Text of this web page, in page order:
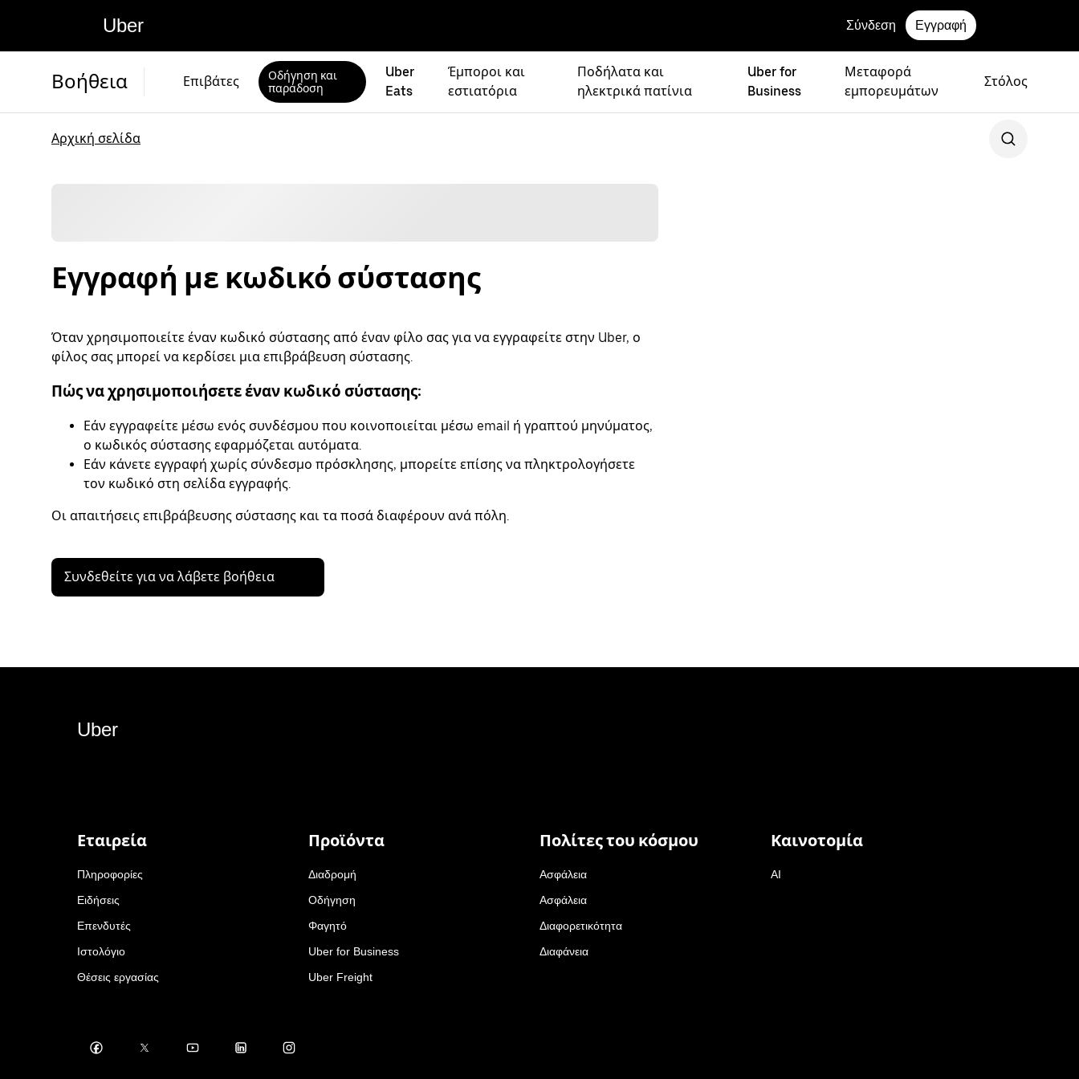
Uber Σύνδεση Εγγραφή
Βοήθεια Επιβάτες
Οδήγηση και
παράδοση
Uber
Eats
Έμποροι και
εστιατόρια
Ποδήλατα και
ηλεκτρικά πατίνια
Uber for
Business
Μεταφορά
εμπορευμάτων
Στόλος
Αρχική σελίδα
Εγγραφή με κωδικό σύστασης
Όταν χρησιμοποιείτε έναν κωδικό σύστασης από έναν φίλο σας για να εγγραφείτε στην Uber, ο
φίλος σας μπορεί να κερδίσει μια επιβράβευση σύστασης.
Πώς να χρησιμοποιήσετε έναν κωδικό σύστασης:
Εάν εγγραφείτε μέσω ενός συνδέσμου που κοινοποιείται μέσω email ή γραπτού μηνύματος,
ο κωδικός σύστασης εφαρμόζεται αυτόματα.
Εάν κάνετε εγγραφή χωρίς σύνδεσμο πρόσκλησης, μπορείτε επίσης να πληκτρολογήσετε
τον κωδικό στη σελίδα εγγραφής.
Οι απαιτήσεις επιβράβευσης σύστασης και τα ποσά διαφέρουν ανά πόλη.
Συνδεθείτε για να λάβετε βοήθεια
Uber
Εταιρεία
Πληροφορίες
Ειδήσεις
Επενδυτές
Ιστολόγιο
Θέσεις εργασίας
Προϊόντα
Διαδρομή
Οδήγηση
Φαγητό
Uber for Business
Uber Freight
Πολίτες του κόσμου
Ασφάλεια
Ασφάλεια
Διαφορετικότητα
Διαφάνεια
Καινοτομία
AI